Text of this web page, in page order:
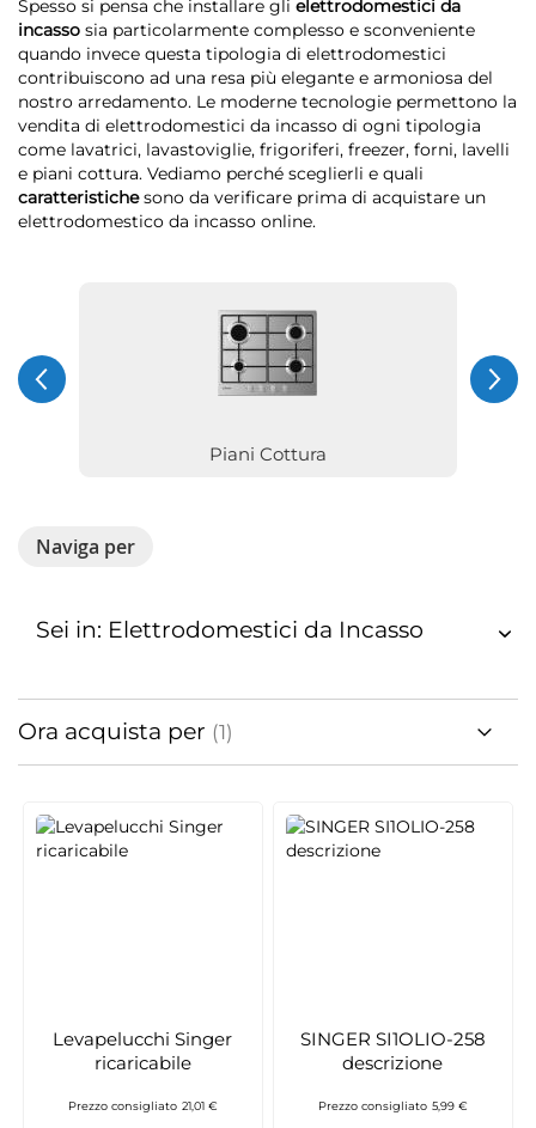
Spesso si pensa che installare gli elettrodomestici da
incasso sia particolarmente complesso e sconveniente
quando invece questa tipologia di elettrodomestici
contribuiscono ad una resa più elegante e armoniosa del
nostro arredamento. Le moderne tecnologie permettono la
vendita di elettrodomestici da incasso di ogni tipologia
come lavatrici, lavastoviglie, frigoriferi, freezer, forni, lavelli
e piani cottura. Vediamo perché sceglierli e quali
caratteristichesono da verificare prima di acquistare un
elettrodomestico da incasso online.
Piani Cottura
Levapelucchi Singer
ricaricabile
Prezzo consigliato 21,01 €
SINGER SI1OLIO-258
descrizione
Prezzo consigliato 5,99 €
Sei in: Elettrodomestici da Incasso
Naviga per
Ora acquista per